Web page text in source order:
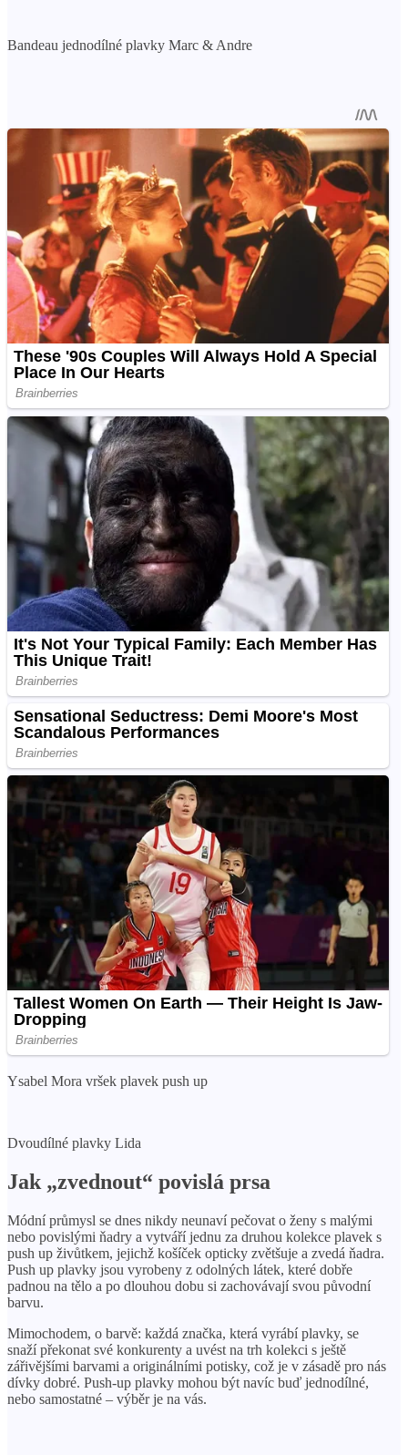
Bandeau jednodílné plavky Marc & Andre
Ysabel Mora vršek plavek push up
Dvoudílné plavky Lida
Jak „zvednout“ povislá prsa
Módní průmysl se dnes nikdy neunaví pečovat o ženy s malými
nebo povislými ňadry a vytváří jednu za druhou kolekce plavek s
push up živůtkem, jejichž košíček opticky zvětšuje a zvedá ňadra.
Push up plavky jsou vyrobeny z odolných látek, které dobře
padnou na tělo a po dlouhou dobu si zachovávají svou původní
barvu.
Mimochodem, o barvě: každá značka, která vyrábí plavky, se
snaží překonat své konkurenty a uvést na trh kolekci s ještě
zářivějšími barvami a originálními potisky, což je v zásadě pro nás
dívky dobré. Push-up plavky mohou být navíc buď jednodílné,
nebo samostatné – výběr je na vás.